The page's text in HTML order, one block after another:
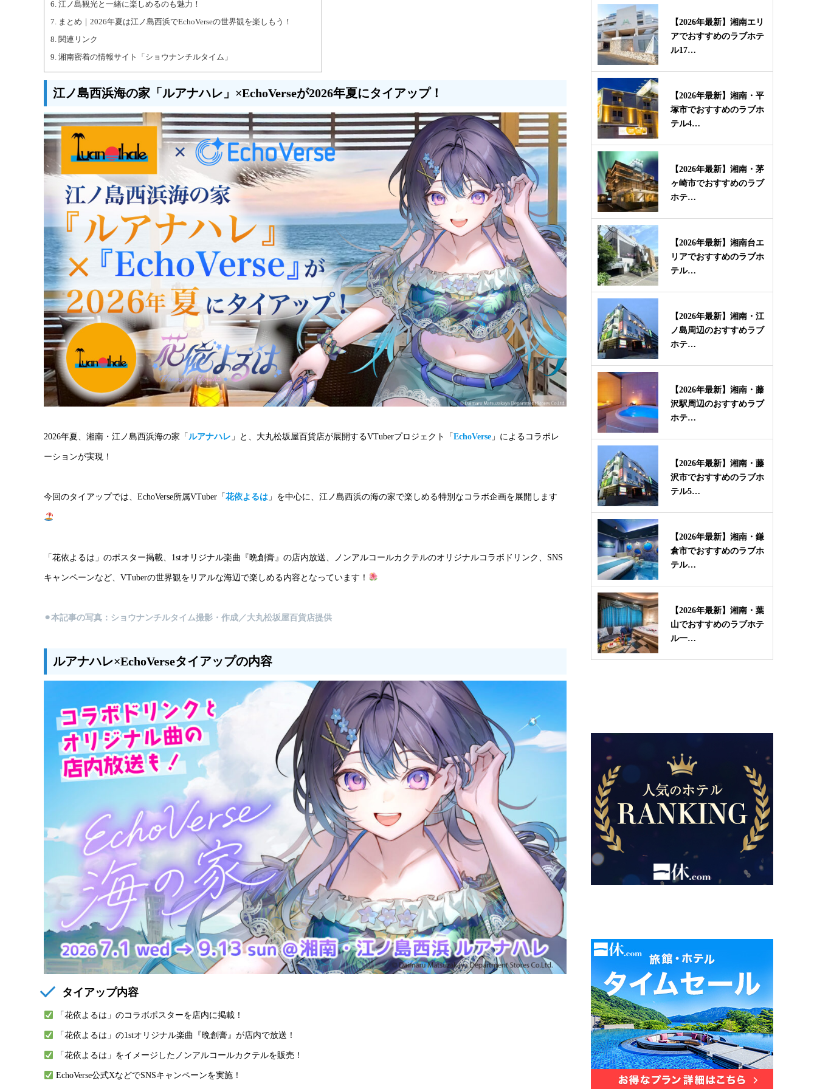
6. 江ノ島観光と一緒に楽しめるのも魅力！
7. まとめ｜2026年夏は江ノ島西浜でEchoVerseの世界観を楽しもう！
8. 関連リンク
9. 湘南密着の情報サイト「ショウナンチルタイム」
江ノ島西浜海の家「ルアナハレ」×EchoVerseが2026年夏にタイアップ！
2026年夏、湘南・江ノ島西浜海の家「 ルアナハレ 」と、大丸松坂屋百貨店が展開するVTuberプロジェクト「EchoVerse 」によるコラボレ
ーションが実現！
今回のタイアップでは、EchoVerse所属VTuber「 花依よるは 」を中心に、江ノ島西浜の海の家で楽しめる特別なコラボ企画を展開します
「花依よるは」のポスター掲載、1stオリジナル楽曲『晩創膏』の店内放送、ノンアルコールカクテルのオリジナルコラボドリンク、SNS
キャンペーンなど、VTuberの世界観をリアルな海辺で楽しめる内容となっています！
⚫︎本記事の写真：ショウナンチルタイム撮影・作成／大丸松坂屋百貨店提供
ルアナハレ×EchoVerseタイアップの内容
タイアップ内容
「花依よるは」のコラボポスターを店内に掲載！
「花依よるは」の1stオリジナル楽曲『晩創膏』が店内で放送！
「花依よるは」をイメージしたノンアルコールカクテルを販売！
EchoVerse公式XなどでSNSキャンペーンを実施！
【2026年最新】湘南エリ
アでおすすめのラブホテ
ル17…
【2026年最新】湘南・平
塚市でおすすめのラブホ
テル4…
【2026年最新】湘南・茅
ヶ崎市でおすすめのラブ
ホテ…
【2026年最新】湘南台エ
リアでおすすめのラブホ
テル…
【2026年最新】湘南・江
ノ島周辺のおすすめラブ
ホテ…
【2026年最新】湘南・藤
沢駅周辺のおすすめラブ
ホテ…
【2026年最新】湘南・藤
沢市でおすすめのラブホ
テル5…
【2026年最新】湘南・鎌
倉市でおすすめのラブホ
テル…
【2026年最新】湘南・葉
山でおすすめのラブホテ
ル一…